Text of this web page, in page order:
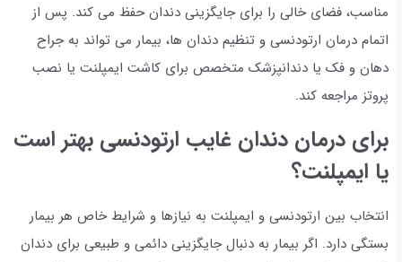
مناسب، فضای خالی را برای جایگزینی دندان حفظ می کند. پس از
اتمام درمان ارتودنسی و تنظیم دندان ها، بیمار می تواند به جراح
دهان و فک یا دندانپزشک متخصص برای کاشت ایمپلنت یا نصب
پروتز مراجعه کند.
برای درمان دندان غایب ارتودنسی بهتر است
یا ایمپلنت؟
انتخاب بین ارتودنسی و ایمپلنت به نیازها و شرایط خاص هر بیمار
بستگی دارد. اگر بیمار به دنبال جایگزینی دائمی و طبیعی برای دندان